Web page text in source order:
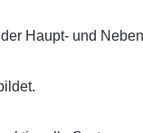
Haupt- und